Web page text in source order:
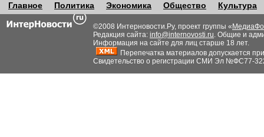
Главное Политика Экономика Общество Культура
©2008 Интерновости.Ру, проект группы «
Редакция сайта: info@internovosti.ru. Общие и
Информация на сайте для лиц старше 18 лет.
Перепечатка материалов допускается
Свидетельство о регистрации СМИ Эл №ФС77-